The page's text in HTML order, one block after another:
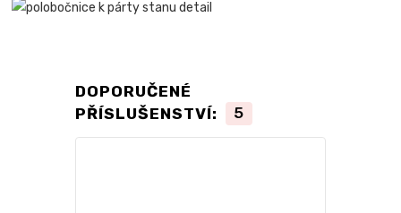
DOPORUČENÉ
PŘÍSLUŠENSTVÍ:
5